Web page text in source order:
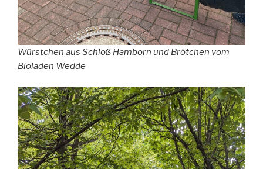
Würstchen aus Schloß Hamborn und Brötchen vom
Bioladen Wedde